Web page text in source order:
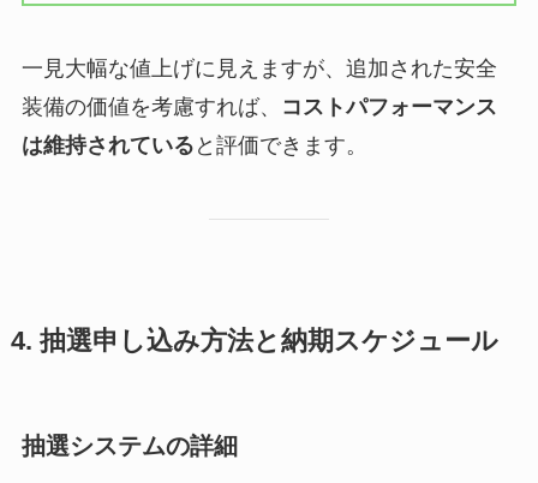
一見大幅な値上げに見えますが、追加された安全
装備の価値を考慮すれば、
コストパフォーマンス
は維持されている と評価できます。
4. 抽選申し込み方法と納期スケジュール
抽選システムの詳細